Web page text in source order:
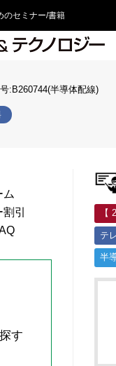
のセミナー/書籍
:B260744(半導体配線)
【
テ
半
ム
引
す